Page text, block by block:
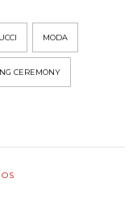
MODA
CEREMONY